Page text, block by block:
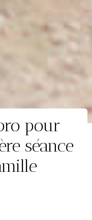
pour
séance